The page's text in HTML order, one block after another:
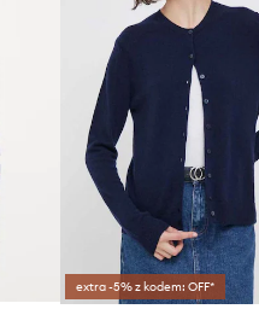
extra -5% z kodem: OFF*